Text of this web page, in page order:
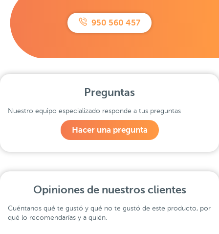
950 560 457
Preguntas
Nuestro equipo especializado responde a tus preguntas
Hacer una pregunta
Opiniones de nuestros clientes
Cuéntanos qué te gustó y qué no te gustó de este producto, por
qué lo recomendarías y a quién.